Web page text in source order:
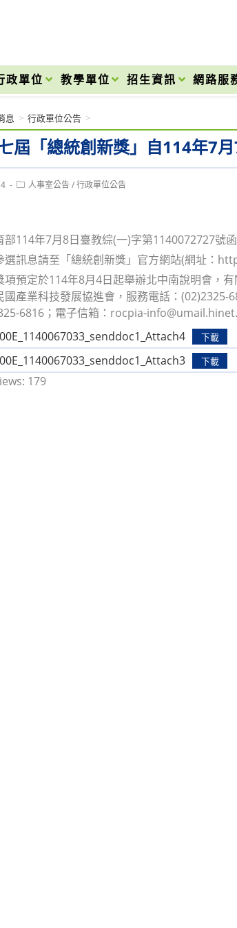
政單位 教學單位 招生資訊 網路服
屆「總統創新獎」自114年7
息 > 行政單位公告 >
Post人事室公告 / 行政單位公告
部114年7月8日臺教綜(一)字第1140072727號
選訊息請至「總統創新獎」官方網站(網址：
項預定於114年8月4日起舉辦北中南說明會，
國產業科技發展協進會，服務電話：
6816；電子信箱：rocpia-
下載
下載
179